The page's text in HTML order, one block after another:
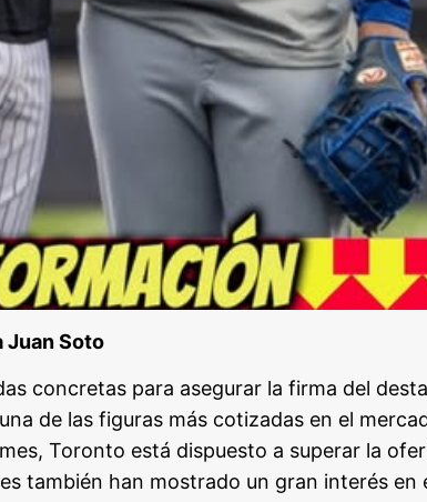
Juan Soto
concretas para asegurar la firma del
de las figuras más cotizadas en el
Toronto está dispuesto a superar la
también han mostrado un gran interés en